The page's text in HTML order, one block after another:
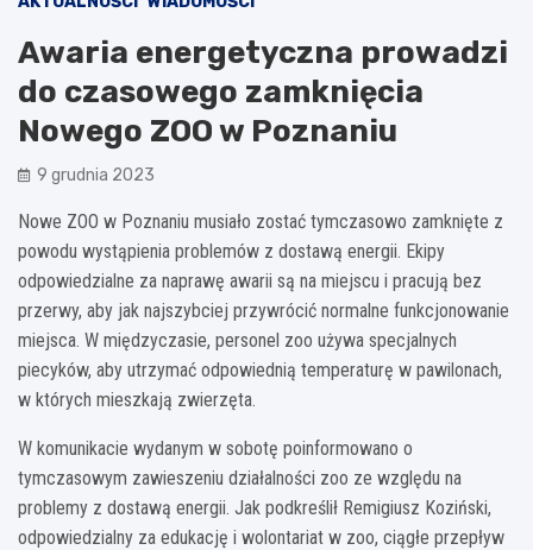
Awaria energetyczna prowadzi
do czasowego zamknięcia
Nowego ZOO w Poznaniu
9 grudnia 2023
Nowe ZOO w Poznaniu musiało zostać tymczasowo zamknięte z
powodu wystąpienia problemów z dostawą energii. Ekipy
odpowiedzialne za naprawę awarii są na miejscu i pracują bez
przerwy, aby jak najszybciej przywrócić normalne funkcjonowanie
miejsca. W międzyczasie, personel zoo używa specjalnych
piecyków, aby utrzymać odpowiednią temperaturę w pawilonach,
w których mieszkają zwierzęta.
W komunikacie wydanym w sobotę poinformowano o
tymczasowym zawieszeniu działalności zoo ze względu na
problemy z dostawą energii. Jak podkreślił Remigiusz Koziński,
odpowiedzialny za edukację i wolontariat w zoo, ciągłe przepływ